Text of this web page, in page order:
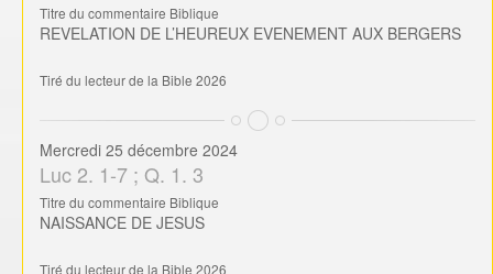
Titre du commentaire Biblique
REVELATION DE L’HEUREUX EVENEMENT AUX BERGERS
Tiré du lecteur de la Bible 2026
Mercredi 25 décembre 2024
Luc 2. 1-7 ; Q. 1. 3
Titre du commentaire Biblique
NAISSANCE DE JESUS
Tiré du lecteur de la Bible 2026